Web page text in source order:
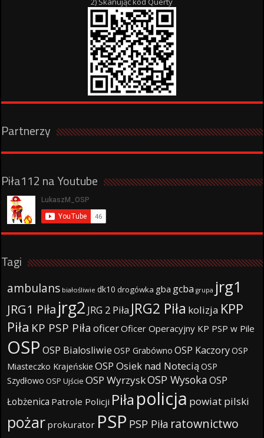
Partnerzy
Piła112 na Youtube
Tagi
ambulans białośliwie dk10 drogówka gba gcba grupa jrg1
JRG1 Piła jrg2 JRG 2 Piła JRG2 Piła kolizja KPP
Piła KP PSP Piła oficerOficer Operacyjny KP PSP w Pile
OSP OSP Bialosliwie OSP Grabówno OSP KaczoryOSP
Miasteczko Krajeńskie OSP Osiek nad Notecią OSP
Szydłowo OSP Ujście OSP WyrzyskOSP WysokaOSP
Łobżenica Patrole Policji Piła policja powiat pilski
pożar prokurator PSP PSP Piła ratownictwo